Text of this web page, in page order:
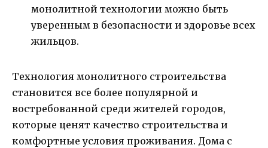
монолитной технологии можно быть
уверенным в безопасности и здоровье всех
жильцов.
Технология монолитного строительства
становится все более популярной и
востребованной среди жителей городов,
которые ценят качество строительства и
комфортные условия проживания. Дома с